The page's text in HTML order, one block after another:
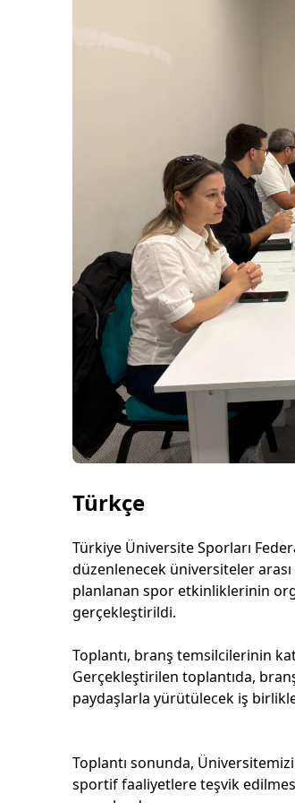
Türkçe
Türkiye Üniversite Sporları
düzenlenecek üniversiteler arası
planlanan spor etkinliklerinin
gerçekleştirildi.
Toplantı, branş temsilcilerinin
Gerçekleştirilen toplantıda,
paydaşlarla yürütülecek iş
Toplantı sonunda,
sportif faaliyetlere teşvik